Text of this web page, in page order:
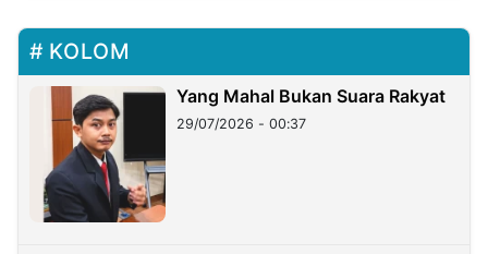
KOLOM
Yang Mahal Bukan Suara Rakyat
29/07/2026 - 00:37